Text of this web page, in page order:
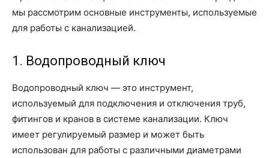
мы рассмотрим основные инструменты, используемые
для работы с канализацией.
1. Водопроводный ключ
Водопроводный ключ — это инструмент,
используемый для подключения и отключения труб,
фитингов и кранов в системе канализации. Ключ
имеет регулируемый размер и может быть
использован для работы с различными диаметрами